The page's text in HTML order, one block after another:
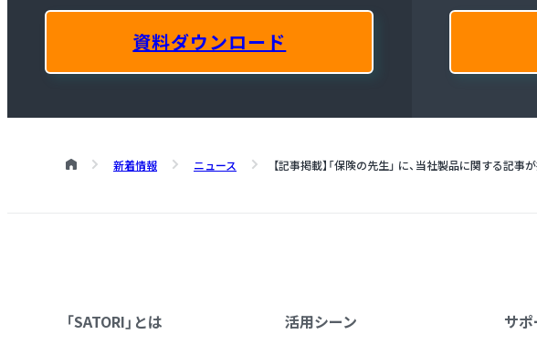
資料ダウンロード
新着情報 ニュース 【記事掲載】「保険の先生」 に、当社製品に関する記事
「SATORI」とは 活用シーン サ